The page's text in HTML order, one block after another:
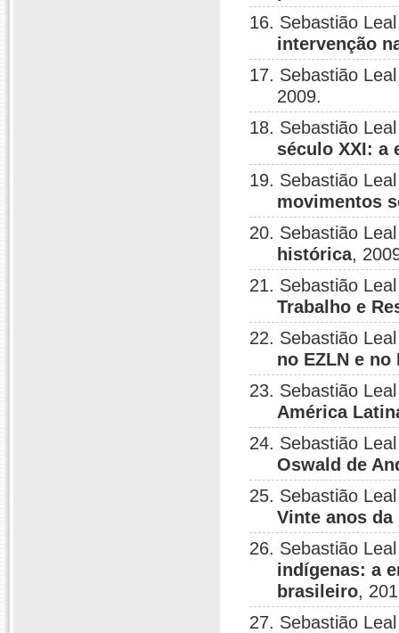
16. Sebastião
intervenção
17. Sebastião
2009.
18. Sebastião
século XXI: a
19. Sebastião
movimentos
20. Sebastião
histórica,
21. Sebastião
Trabalho e
22. Sebastião
no EZLN e no
23. Sebastião
América
24. Sebastião
Oswald de
25. Sebastião
Vinte anos
26. Sebastião
indígenas: a
brasileiro,
27. Sebastião